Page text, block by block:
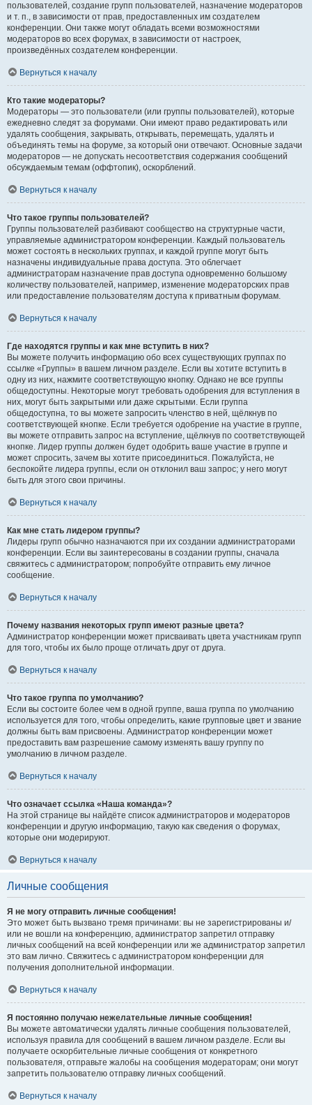
пользователей, создание групп пользователей, назначение модераторов
и т. п., в зависимости от прав, предоставленных им создателем
конференции. Они также могут обладать всеми возможностями
модераторов во всех форумах, в зависимости от настроек,
произведённых создателем конференции.
Вернуться к началу
Кто такие модераторы?
Модераторы — это пользователи (или группы пользователей), которые
ежедневно следят за форумами. Они имеют право редактировать или
удалять сообщения, закрывать, открывать, перемещать, удалять и
объединять темы на форуме, за который они отвечают. Основные задачи
модераторов — не допускать несоответствия содержания сообщений
обсуждаемым темам (оффтопик), оскорблений.
Вернуться к началу
Что такое группы пользователей?
Группы пользователей разбивают сообщество на структурные части,
управляемые администратором конференции. Каждый пользователь
может состоять в нескольких группах, и каждой группе могут быть
назначены индивидуальные права доступа. Это облегчает
администраторам назначение прав доступа одновременно большому
количеству пользователей, например, изменение модераторских прав
или предоставление пользователям доступа к приватным форумам.
Вернуться к началу
Где находятся группы и как мне вступить в них?
Вы можете получить информацию обо всех существующих группах по
ссылке «Группы» в вашем личном разделе. Если вы хотите вступить в
одну из них, нажмите соответствующую кнопку. Однако не все группы
общедоступны. Некоторые могут требовать одобрения для вступления в
них, могут быть закрытыми или даже скрытыми. Если группа
общедоступна, то вы можете запросить членство в ней, щёлкнув по
соответствующей кнопке. Если требуется одобрение на участие в группе,
вы можете отправить запрос на вступление, щёлкнув по соответствующей
кнопке. Лидер группы должен будет одобрить ваше участие в группе и
может спросить, зачем вы хотите присоединиться. Пожалуйста, не
беспокойте лидера группы, если он отклонил ваш запрос; у него могут
быть для этого свои причины.
Вернуться к началу
Как мне стать лидером группы?
Лидеры групп обычно назначаются при их создании администраторами
конференции. Если вы заинтересованы в создании группы, сначала
свяжитесь с администратором; попробуйте отправить ему личное
сообщение.
Вернуться к началу
Почему названия некоторых групп имеют разные цвета?
Администратор конференции может присваивать цвета участникам групп
для того, чтобы их было проще отличать друг от друга.
Вернуться к началу
Что такое группа по умолчанию?
Если вы состоите более чем в одной группе, ваша группа по умолчанию
используется для того, чтобы определить, какие групповые цвет и звание
должны быть вам присвоены. Администратор конференции может
предоставить вам разрешение самому изменять вашу группу по
умолчанию в личном разделе.
Вернуться к началу
Что означает ссылка «Наша команда»?
На этой странице вы найдёте список администраторов и модераторов
конференции и другую информацию, такую как сведения о форумах,
которые они модерируют.
Вернуться к началу
Личные сообщения
Я не могу отправить личные сообщения!
Это может быть вызвано тремя причинами: вы не зарегистрированы и/
или не вошли на конференцию, администратор запретил отправку
личных сообщений на всей конференции или же администратор запретил
это вам лично. Свяжитесь с администратором конференции для
получения дополнительной информации.
Вернуться к началу
Я постоянно получаю нежелательные личные сообщения!
Вы можете автоматически удалять личные сообщения пользователей,
используя правила для сообщений в вашем личном разделе. Если вы
получаете оскорбительные личные сообщения от конкретного
пользователя, отправьте жалобы на сообщения модераторам; они могут
запретить пользователю отправку личных сообщений.
Вернуться к началу